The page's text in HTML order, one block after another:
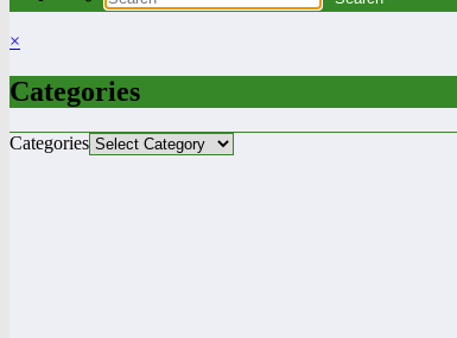
×
Categories
Categories